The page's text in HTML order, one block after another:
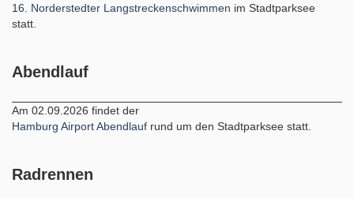
16. Norderstedter Langstreckenschwimmen im Stadtparksee
statt.
Abendlauf
Am 02.09.2026 findet der
Hamburg Airport Abendlauf rund um den Stadtparksee statt.
Radrennen